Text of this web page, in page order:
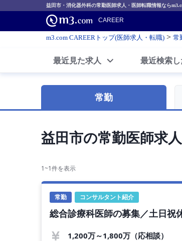
益田市・消化器外科の常勤医師求人・医師転職情報なら
CAREER
m3.com CAREERトップ(医師求人・転職) > 常
最近見た求人 最近検索
常勤
益田市の常勤医師求
1~1件を表示
常勤 コンサルタント紹介
総合診療科医師の募集／土日祝
1,200万～1,800万（応相談）